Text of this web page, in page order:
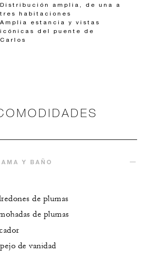
Distribución amplia, de una a
tres habitaciones
Amplia estancia y vistas
icónicas del puente de
Carlos
Y BAÑO
de plumas
de plumas
de vanidad